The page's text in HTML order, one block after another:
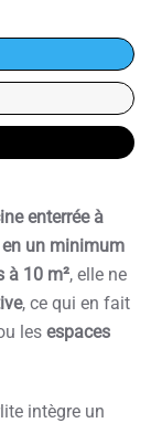
enterrée à
un minimum
à 10 m², elle ne
, ce qui en fait
les espaces
intègre un